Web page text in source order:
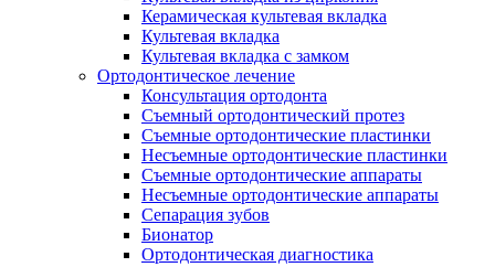
Керамическая культевая вкладка
Культевая вкладка
Культевая вкладка с замком
Ортодонтическое лечение
Консультация ортодонта
Съемный ортодонтический протез
Съемные ортодонтические пластинки
Несъемные ортодонтические пластинки
Съемные ортодонтические аппараты
Несъемные ортодонтические аппараты
Сепарация зубов
Бионатор
Ортодонтическая диагностика